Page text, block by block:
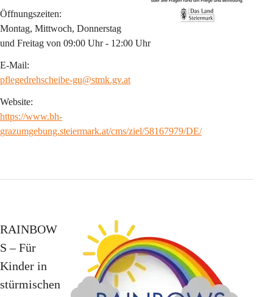
Öffnungszeiten:
Montag, Mittwoch, Donnerstag
und Freitag von 09:00 Uhr - 12:00 Uhr
E-Mail:
pflegedrehscheibe-gu@stmk.gv.at
Website:
https://www.bh-
grazumgebung.steiermark.at/cms/ziel/58167979/DE/
RAINBOW
S – Für
Kinder in
stürmischen